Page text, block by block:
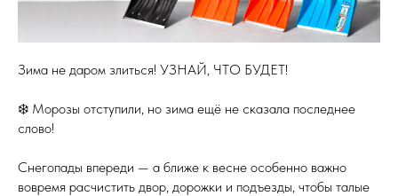
Зима не даром злиться! УЗНАЙ, ЧТО БУДЕТ!
❄️ Морозы отступили, но зима ещё не сказала последнее
слово!
Снегопады впереди — а ближе к весне особенно важно
вовремя расчистить двор, дорожки и подъезды, чтобы талые